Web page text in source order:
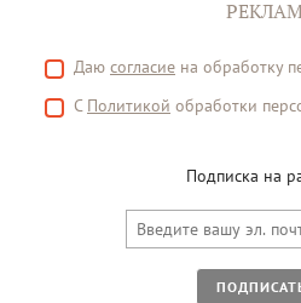
Даю согласие на обработку
С Политикой обработки
Подписка на